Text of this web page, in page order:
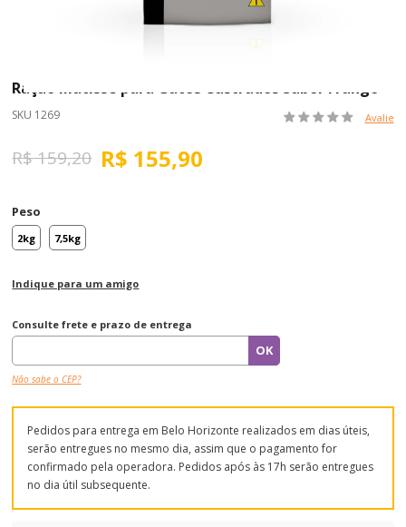
Ração Matisse para Gatos Castrados Sabor Frango
SKU 1269 Avalie
R$ 159,20 R$ 155,90
Peso
2kg 7,5kg
Indique para um amigo
Consulte frete e prazo de entrega
Não sabe o CEP?
Pedidos para entrega em Belo Horizonte realizados em dias úteis,
serão entregues no mesmo dia, assim que o pagamento for
confirmado pela operadora. Pedidos após às 17h serão entregues
no dia útil subsequente.